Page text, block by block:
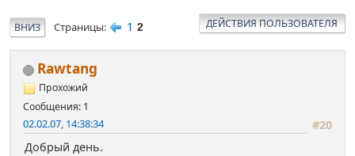
ВНИЗ Страницы 1 2 ДЕЙСТВИЯ ПОЛЬЗОВАТЕЛЯ
Rawtang
Прохожий
Сообщения: 1
#20
02.02.07, 14:38:34
Добрый день.